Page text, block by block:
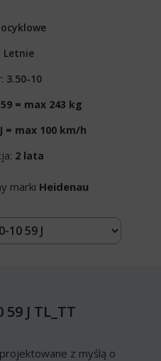
Letnie
3.50-10
59 = max 243 kg
J = max 100 km/h
2 lata
marki Heidenau
J TL_TT
z myślą o